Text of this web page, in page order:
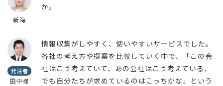
新海
か。
発注者
田中様
情報収集がしやすく、使いやすいサービスでした。
各社の考え方や提案を比較していく中で、「この会
社はこう考えていて、あの会社はこう考えている、
でも自分たちが求めているのはこっちかな」という